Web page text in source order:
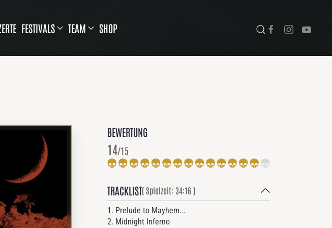
FESTIVALS TEAM SHOP
BEWERTUNG
14/15
TRACKLIST( Spielzeit: 34:16 )
1. Prelude to Mayhem...
2. Midnight Inferno